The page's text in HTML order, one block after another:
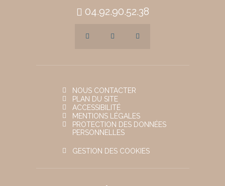
04.92.90.52.38
NOUS CONTACTER
PLAN DU SITE
ACCESSIBILITÉ
MENTIONS LÉGALES
PROTECTION DES DONNÉES
PERSONNELLES
GESTION DES COOKIES